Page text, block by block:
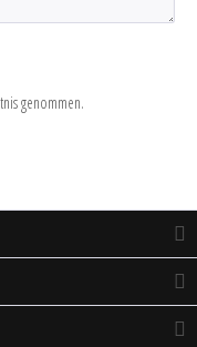
genommen.